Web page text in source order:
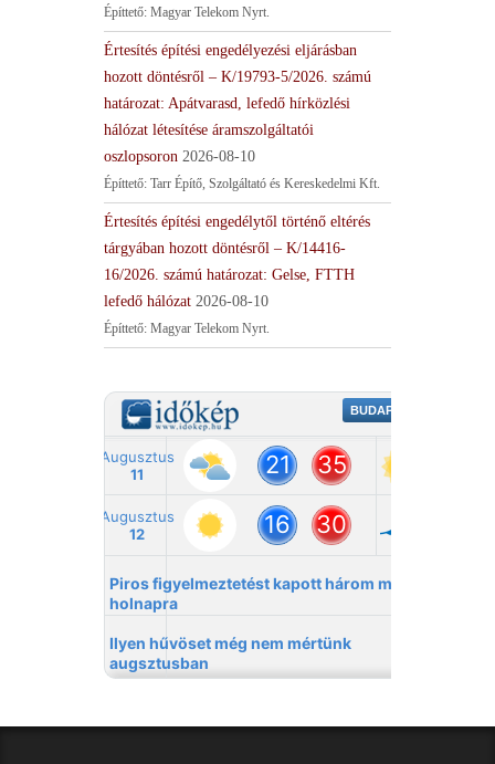
Építtető: Magyar Telekom Nyrt.
Értesítés építési engedélyezési eljárásban
hozott döntésről – K/19793-5/2026. számú
határozat: Apátvarasd, lefedő hírközlési
hálózat létesítése áramszolgáltatói
oszlopsoron 2026-08-10
Építtető: Tarr Építő, Szolgáltató és Kereskedelmi Kft.
Értesítés építési engedélytől történő eltérés
tárgyában hozott döntésről – K/14416-
16/2026. számú határozat: Gelse, FTTH
lefedő hálózat 2026-08-10
Építtető: Magyar Telekom Nyrt.